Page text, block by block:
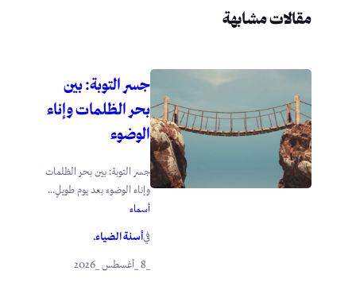
مقالات مشابهة
جسر التوبة: بين
بحر الظلمات وإناء
الوضوء
جسر التوبة: بين بحر الظلمات
وإناء الوضوء بعد يوم طويلٍ...
أسماء
فيأسنة الضياء.